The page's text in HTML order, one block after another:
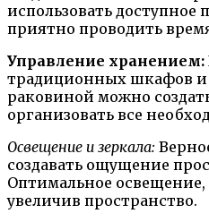
использовать
приятно проводить
Управление хранением:
традиционных шкафов и
раковиной можно
организовать все
Освещение и зеркала:
создавать ощущение
Оптимальное освещение,
увеличив пространство.